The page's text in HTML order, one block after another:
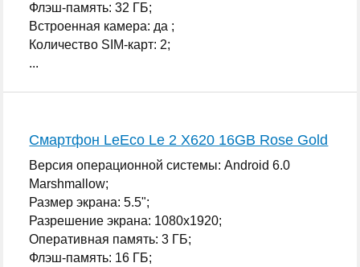
Флэш-память: 32 ГБ;
Встроенная камера: да ;
Количество SIM-карт: 2;
...
Смартфон LeEco Le 2 X620 16GB Rose Gold
Версия операционной системы: Android 6.0
Marshmallow;
Размер экрана: 5.5";
Разрешение экрана: 1080x1920;
Оперативная память: 3 ГБ;
Флэш-память: 16 ГБ;